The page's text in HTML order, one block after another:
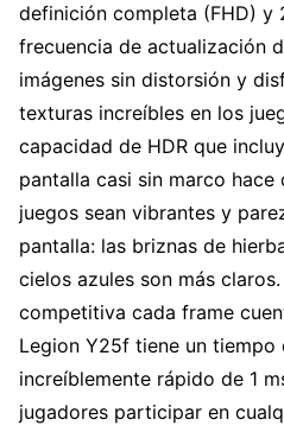
definición completa (FHD) y
frecuencia de actualización
imágenes sin distorsión y
texturas increíbles en los
capacidad de HDR que
pantalla casi sin marco hace
juegos sean vibrantes y
pantalla: las briznas de
cielos azules son más
competitiva cada frame
Legion Y25f tiene un tiempo
increíblemente rápido de 1
jugadores participar en